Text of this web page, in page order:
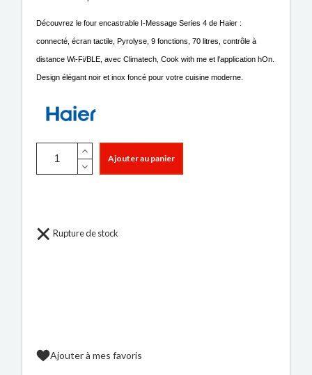
Découvrez le four encastrable I-Message Series 4 de Haier :
connecté, écran tactile, Pyrolyse, 9 fonctions, 70 litres, contrôle à
distance Wi-Fi/BLE, avec Climatech, Cook with me et l'application hOn.
Design élégant noir et inox foncé pour votre cuisine moderne.
Ajouter au panier
Rupture de stock
Ajouter à mes favoris